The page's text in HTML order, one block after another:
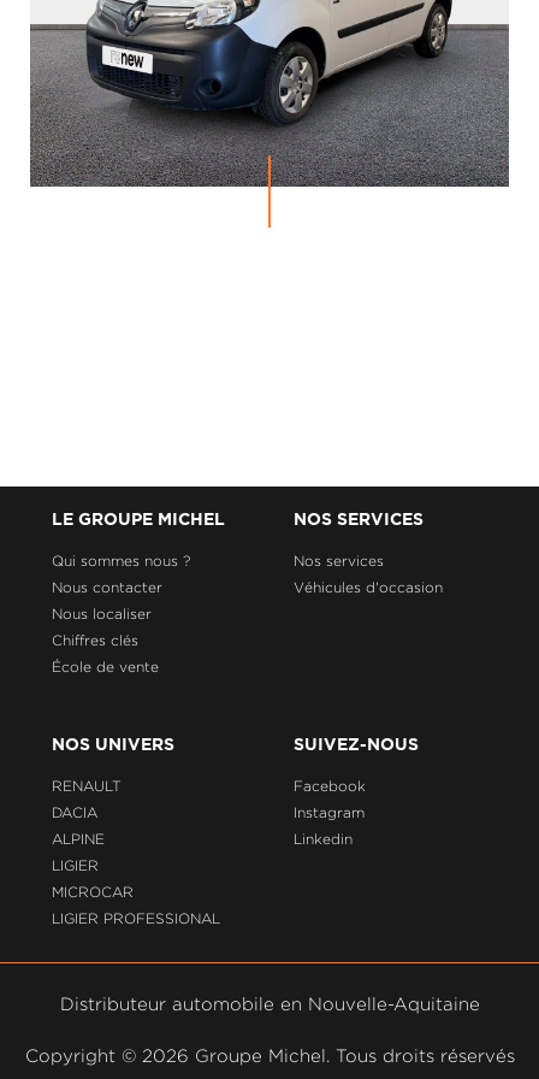
LE GROUPE MICHEL
Qui sommes nous ?
Nous contacter
Nous localiser
Chiffres clés
École de vente
NOS SERVICES
Nos services
Véhicules d'occasion
NOS UNIVERS
RENAULT
DACIA
ALPINE
LIGIER
MICROCAR
LIGIER PROFESSIONAL
SUIVEZ-NOUS
Facebook
Instagram
Linkedin
Distributeur automobile en Nouvelle-Aquitaine
Copyright © 2026 Groupe Michel. Tous droits réservés